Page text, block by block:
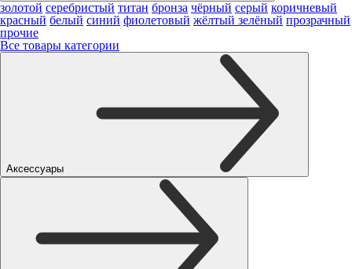
золотой серебристый титан бронза чёрный серый коричневый
красный белый синий фиолетовый жёлтый зелёный прозрачный
прочие
Все товары категории
Аксессуары